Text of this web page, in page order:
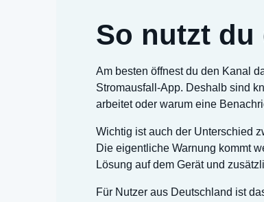
So nutzt
Am besten öffnest du den Kanal
Stromausfall-App. Deshalb sind
arbeitet oder warum eine
Wichtig ist auch der Unterschied
Die eigentliche Warnung kommt
Lösung auf dem Gerät und
Für Nutzer aus Deutschland ist